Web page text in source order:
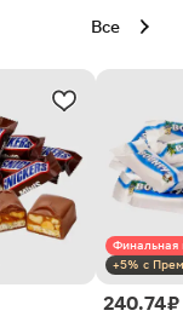
Все
Финальная
+5% с
240.74 ₽